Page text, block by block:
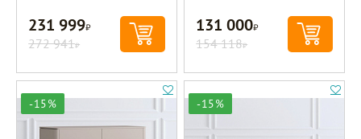
231 999Р
272 941Р
131 000Р
154 118Р
-15% -15%